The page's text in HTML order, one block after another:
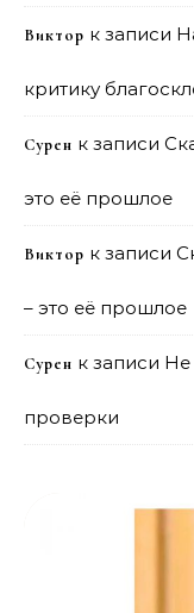
Виктор к записи
критику
Сурен к записи
это её прошлое
Виктор к записи
– это её прошлое
Сурен к записи Не
проверки